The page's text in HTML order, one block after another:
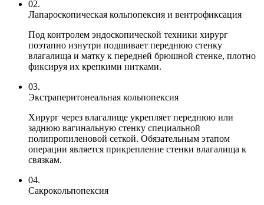
02.
Лапароскопическая кольпопексия и вентрофиксация
Под контролем эндоскопической техники хирург
поэтапно изнутри подшивает переднюю стенку
влагалища и матку к передней брюшной стенке, плотно
фиксируя их крепкими нитками.
03.
Экстраперитонеальная кольпопексия
Хирург через влагалище укрепляет переднюю или
заднюю вагинальную стенку специальной
полипропиленовой сеткой. Обязательным этапом
операции является прикрепление стенки влагалища к
связкам.
04.
Сакрокольпопексия